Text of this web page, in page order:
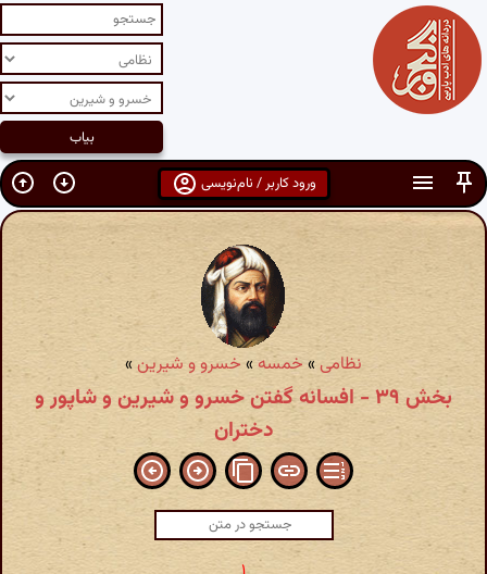
ورود کاربر / نام‌نویسی
نظامی» خمسه » خسرو و شیرین»
بخش ۳۹ - افسانه گفتن خسرو و شیرین و شاپور و
دختران